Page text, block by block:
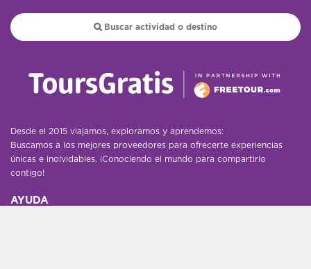
Desde el 2015 viajamos, exploramos y aprendemos:
Buscamos a los mejores proveedores para ofrecerte experiencias
únicas e inolvidables. ¡Conociendo el mundo para compartirlo
contigo!
AYUDA